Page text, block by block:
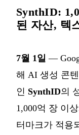
SynthID:
된 자산, 텍
7월 1일 —
해 AI 생성 콘
인 SynthID의
1,000억 장 이
터마크가 적용